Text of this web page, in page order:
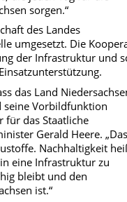
sorgen.“
des Landes
umgesetzt. Die
der Infrastruktur und
das Land
seine Vorbildfunktion
für das Staatliche
Gerald Heere.
Nachhaltigkeit
eine Infrastruktur zu
bleibt und den
ist.“